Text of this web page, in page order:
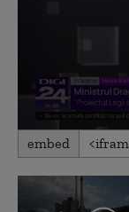
0
seconds
4
minutes,
embed